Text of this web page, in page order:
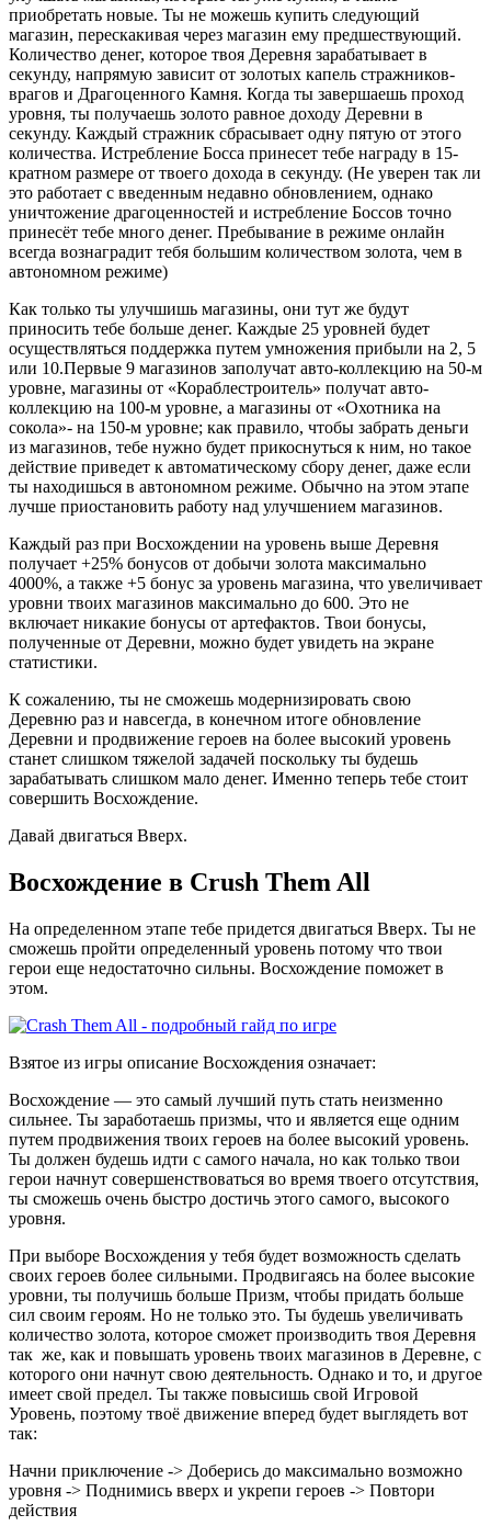
приобретать новые. Ты не можешь купить следующий
магазин, перескакивая через магазин ему предшествующий.
Количество денег, которое твоя Деревня зарабатывает в
секунду, напрямую зависит от золотых капель стражников-
врагов и Драгоценного Камня. Когда ты завершаешь проход
уровня, ты получаешь золото равное доходу Деревни в
секунду. Каждый стражник сбрасывает одну пятую от этого
количества. Истребление Босса принесет тебе награду в 15-
кратном размере от твоего дохода в секунду. (Не уверен так ли
это работает с введенным недавно обновлением, однако
уничтожение драгоценностей и истребление Боссов точно
принесёт тебе много денег. Пребывание в режиме онлайн
всегда вознаградит тебя большим количеством золота, чем в
автономном режиме)
Как только ты улучшишь магазины, они тут же будут
приносить тебе больше денег. Каждые 25 уровней будет
осуществляться поддержка путем умножения прибыли на 2, 5
или 10.Первые 9 магазинов заполучат авто-коллекцию на 50-м
уровне, магазины от «Кораблестроитель» получат авто-
коллекцию на 100-м уровне, а магазины от «Охотника на
сокола»- на 150-м уровне; как правило, чтобы забрать деньги
из магазинов, тебе нужно будет прикоснуться к ним, но такое
действие приведет к автоматическому сбору денег, даже если
ты находишься в автономном режиме. Обычно на этом этапе
лучше приостановить работу над улучшением магазинов.
Каждый раз при Восхождении на уровень выше Деревня
получает +25% бонусов от добычи золота максимально
4000%, а также +5 бонус за уровень магазина, что увеличивает
уровни твоих магазинов максимально до 600. Это не
включает никакие бонусы от артефактов. Твои бонусы,
полученные от Деревни, можно будет увидеть на экране
статистики.
К сожалению, ты не сможешь модернизировать свою
Деревню раз и навсегда, в конечном итоге обновление
Деревни и продвижение героев на более высокий уровень
станет слишком тяжелой задачей поскольку ты будешь
зарабатывать слишком мало денег. Именно теперь тебе стоит
совершить Восхождение.
Давай двигаться Вверх.
Восхождение в Crush Them All
На определенном этапе тебе придется двигаться Вверх. Ты не
сможешь пройти определенный уровень потому что твои
герои еще недостаточно сильны. Восхождение поможет в
этом.
Взятое из игры описание Восхождения означает:
Восхождение — это самый лучший путь стать неизменно
сильнее. Ты заработаешь призмы, что и является еще одним
путем продвижения твоих героев на более высокий уровень.
Ты должен будешь идти с самого начала, но как только твои
герои начнут совершенствоваться во время твоего отсутствия,
ты сможешь очень быстро достичь этого самого, высокого
уровня.
При выборе Восхождения у тебя будет возможность сделать
своих героев более сильными. Продвигаясь на более высокие
уровни, ты получишь больше Призм, чтобы придать больше
сил своим героям. Но не только это. Ты будешь увеличивать
количество золота, которое сможет производить твоя Деревня
так же, как и повышать уровень твоих магазинов в Деревне, с
которого они начнут свою деятельность. Однако и то, и другое
имеет свой предел. Ты также повысишь свой Игровой
Уровень, поэтому твоё движение вперед будет выглядеть вот
так:
Начни приключение -> Доберись до максимально возможно
уровня -> Поднимись вверх и укрепи героев -> Повтори
действия